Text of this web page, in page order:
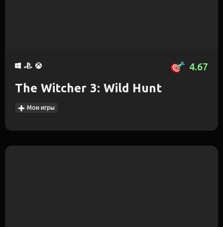
4.67
The Witcher 3: Wild Hunt
Мои игры